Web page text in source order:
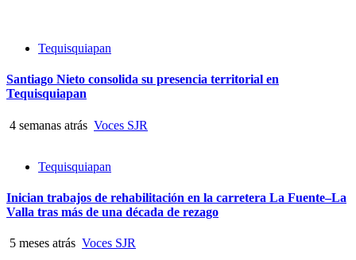
Tequisquiapan
Santiago Nieto consolida su presencia territorial en
Tequisquiapan
4 semanas atrás Voces SJR
Tequisquiapan
Inician trabajos de rehabilitación en la carretera La Fuente–La
Valla tras más de una década de rezago
5 meses atrás Voces SJR